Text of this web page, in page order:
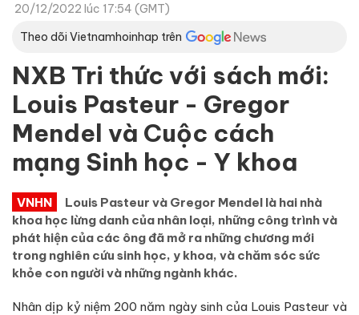
20/12/2022 lúc 17:54 (GMT)
Theo dõi Vietnamhoinhap trên
NXB Tri thức với sách mới:
Louis Pasteur - Gregor
Mendel và Cuộc cách
mạng Sinh học - Y khoa
VNHN
Louis Pasteur và Gregor Mendel là hai nhà
khoa học lừng danh của nhân loại, những công trình và
phát hiện của các ông đã mở ra những chương mới
trong nghiên cứu sinh học, y khoa, và chăm sóc sức
khỏe con người và những ngành khác.
Nhân dịp kỷ niệm 200 năm ngày sinh của Louis Pasteur và